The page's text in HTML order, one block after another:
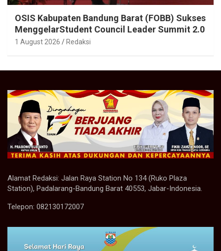
OSIS Kabupaten Bandung Barat (FOBB) Sukses
MenggelarStudent Council Leader Summit 2.0
1 August 2026 Redaksi
Alamat Redaksi: Jalan Raya Station No 134 (Ruko Plaza
Station), Padalarang-Bandung Barat 40553, Jabar-Indonesia.
Telepon: 082130172007